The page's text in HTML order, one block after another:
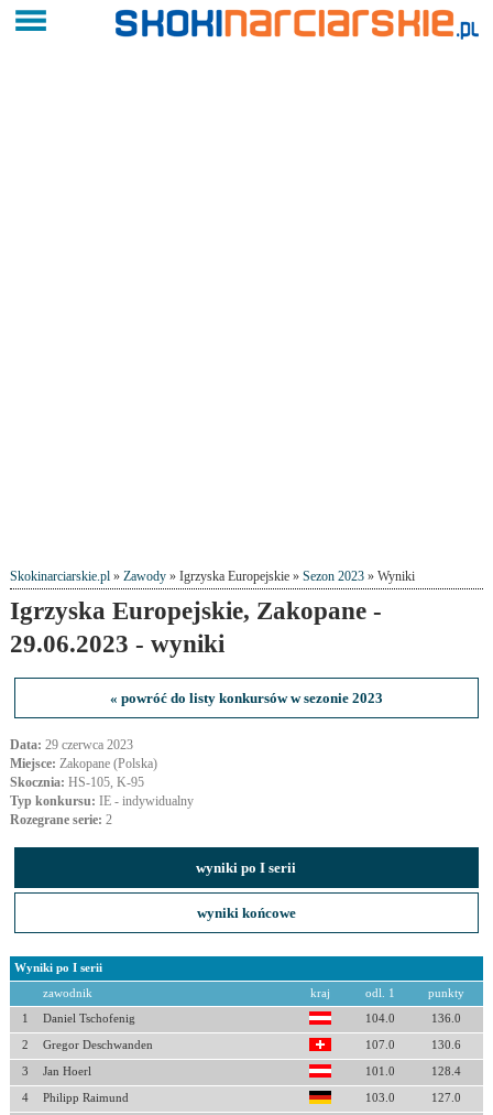
Skokinarciarskie.pl» Zawody» Igrzyska Europejskie » Sezon 2023» Wyniki
Igrzyska Europejskie, Zakopane -
29.06.2023 - wyniki
« powróć do listy konkursów w sezonie 2023
Data: 29 czerwca 2023
Miejsce: Zakopane (Polska)
Skocznia: HS-105, K-95
Typ konkursu: IE - indywidualny
Rozegrane serie: 2
wyniki po I serii
wyniki końcowe
Wyniki po I serii
zawodnik kraj odl. 1 punkty
1 Daniel Tschofenig 104.0 136.0
2 Gregor Deschwanden 107.0 130.6
3 Jan Hoerl 101.0 128.4
4 Philipp Raimund 103.0 127.0